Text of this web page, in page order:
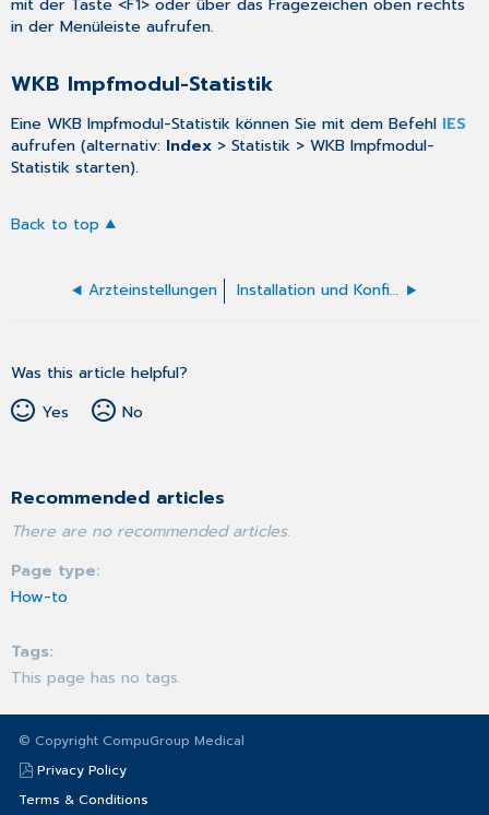
mit der Taste <F1> oder über das Fragezeichen oben rechts
in der Menüleiste aufrufen.
WKB Impfmodul-Statistik
Eine WKB Impfmodul-Statistik können Sie mit dem Befehl IES
aufrufen (alternativ: Index > Statistik > WKB Impfmodul-
Statistik starten).
Back to top
Arzteinstellungen Installation und Konfiguration - WKB Impfmodul
Was this article helpful?
Yes
No
Recommended articles
There are no recommended articles.
Page type
How-to
Tags
This page has no tags.
© Copyright CompuGroup Medical
Privacy Policy
Terms & Conditions